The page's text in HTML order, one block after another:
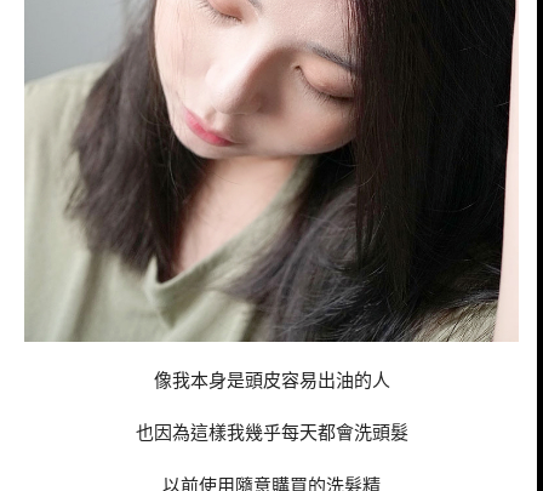
像我本身是頭皮容易出油的人
也因為這樣我幾乎每天都會洗頭髮
以前使用隨意購買的洗髮精